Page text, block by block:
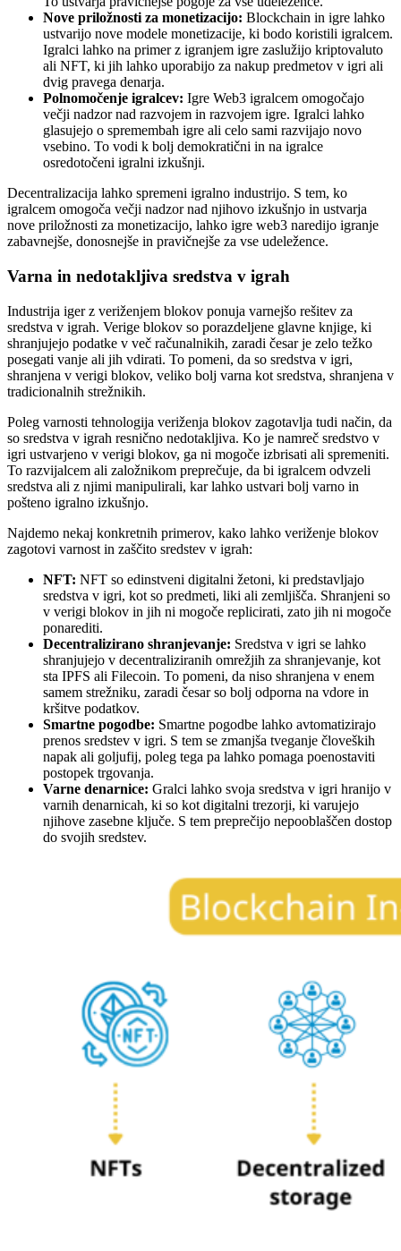
Nove priložnosti za monetizacijo: Blockchain in igre lahko
ustvarijo nove modele monetizacije, ki bodo koristili igralcem.
Igralci lahko na primer z igranjem igre zaslužijo kriptovaluto
ali NFT, ki jih lahko uporabijo za nakup predmetov v igri ali
dvig pravega denarja.
Polnomočenje igralcev: Igre Web3 igralcem omogočajo
večji nadzor nad razvojem in razvojem igre. Igralci lahko
glasujejo o spremembah igre ali celo sami razvijajo novo
vsebino. To vodi k bolj demokratični in na igralce
osredotočeni igralni izkušnji.
Decentralizacija lahko spremeni igralno industrijo. S tem, ko
igralcem omogoča večji nadzor nad njihovo izkušnjo in ustvarja
nove priložnosti za monetizacijo, lahko igre web3 naredijo igranje
zabavnejše, donosnejše in pravičnejše za vse udeležence.
Varna in nedotakljiva sredstva v igrah
Industrija iger z veriženjem blokov ponuja varnejšo rešitev za
sredstva v igrah. Verige blokov so porazdeljene glavne knjige, ki
shranjujejo podatke v več računalnikih, zaradi česar je zelo težko
posegati vanje ali jih vdirati. To pomeni, da so sredstva v igri,
shranjena v verigi blokov, veliko bolj varna kot sredstva, shranjena v
tradicionalnih strežnikih.
Poleg varnosti tehnologija veriženja blokov zagotavlja tudi način, da
so sredstva v igrah resnično nedotakljiva. Ko je namreč sredstvo v
igri ustvarjeno v verigi blokov, ga ni mogoče izbrisati ali spremeniti.
To razvijalcem ali založnikom preprečuje, da bi igralcem odvzeli
sredstva ali z njimi manipulirali, kar lahko ustvari bolj varno in
pošteno igralno izkušnjo.
Najdemo nekaj konkretnih primerov, kako lahko veriženje blokov
zagotovi varnost in zaščito sredstev v igrah:
NFT: NFT so edinstveni digitalni žetoni, ki predstavljajo
sredstva v igri, kot so predmeti, liki ali zemljišča. Shranjeni so
v verigi blokov in jih ni mogoče replicirati, zato jih ni mogoče
ponarediti.
Decentralizirano shranjevanje: Sredstva v igri se lahko
shranjujejo v decentraliziranih omrežjih za shranjevanje, kot
sta IPFS ali Filecoin. To pomeni, da niso shranjena v enem
samem strežniku, zaradi česar so bolj odporna na vdore in
kršitve podatkov.
Smartne pogodbe: Smartne pogodbe lahko avtomatizirajo
prenos sredstev v igri. S tem se zmanjša tveganje človeških
napak ali goljufij, poleg tega pa lahko pomaga poenostaviti
postopek trgovanja.
Varne denarnice: Gralci lahko svoja sredstva v igri hranijo v
varnih denarnicah, ki so kot digitalni trezorji, ki varujejo
njihove zasebne ključe. S tem preprečijo nepooblaščen dostop
do svojih sredstev.